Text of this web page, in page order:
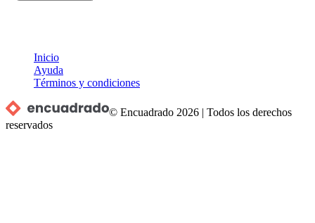
Inicio
Ayuda
Términos y condiciones
© Encuadrado 2026 |Todos los derechos
reservados